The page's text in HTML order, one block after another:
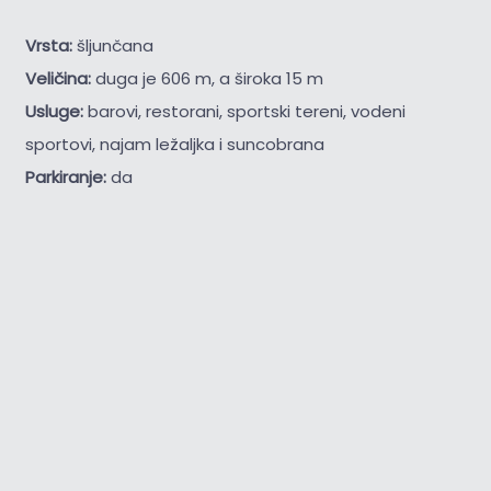
Vrsta:šljunčana
Veličina:duga je 606 m, a široka 15 m
Usluge:barovi, restorani, sportski tereni, vodeni
sportovi, najam ležaljka i suncobrana
Parkiranje:da